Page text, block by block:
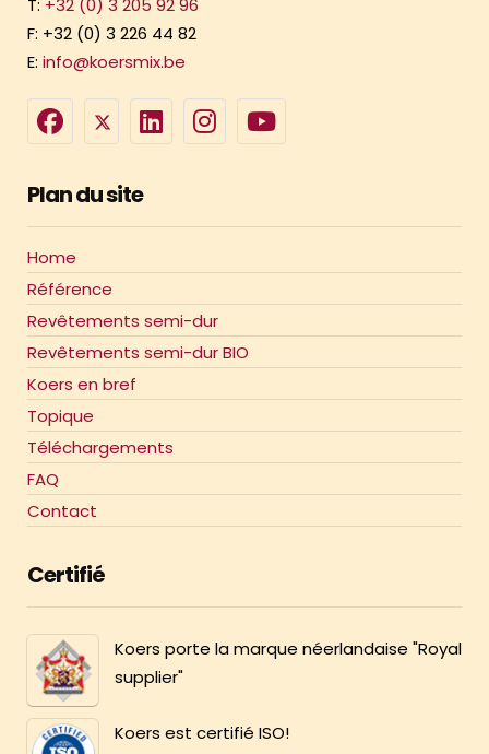
F: +32 (0) 3 226 44 82
E: info@koersmix.be
Plan du site
Home
Référence
Revêtements semi-dur
Revêtements semi-dur BIO
Koers en bref
Topique
Téléchargements
FAQ
Contact
Certifié
Koers porte la marque néerlandaise "Royal
supplier"
Koers est certifié ISO!